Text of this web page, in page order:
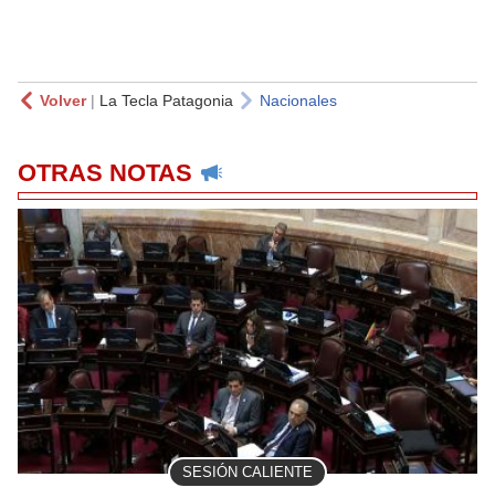
Volver| La Tecla Patagonia Nacionales
OTRAS NOTAS
SESIÓN CALIENTE